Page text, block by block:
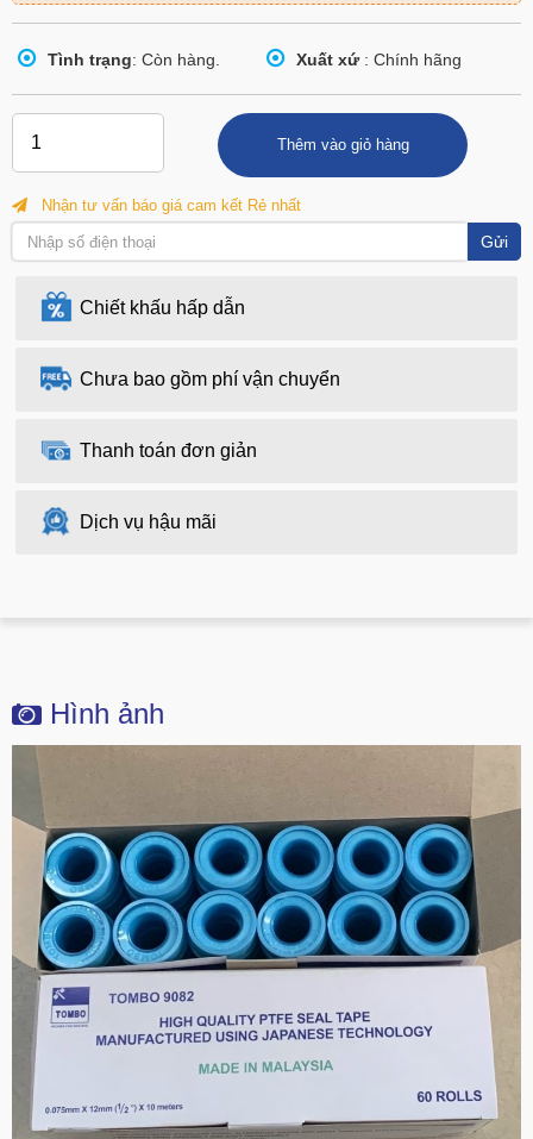
Tình trạng: Còn hàng. Xuất xứ: Chính hãng
Thêm vào giỏ hàng
Nhận tư vấn báo giá cam kết Rẻ nhất
Gửi
Chiết khấu hấp dẫn
Chưa bao gồm phí vận chuyển
Thanh toán đơn giản
Dịch vụ hậu mãi
Hình ảnh